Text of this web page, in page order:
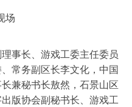
场
事长、游戏工委主任委员
常务副区长李文化，中国
兼秘书长敖然，石景山区
版协会副秘书长、游戏工